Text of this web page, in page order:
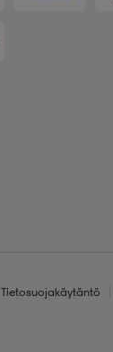
Tietosuojakäytäntö